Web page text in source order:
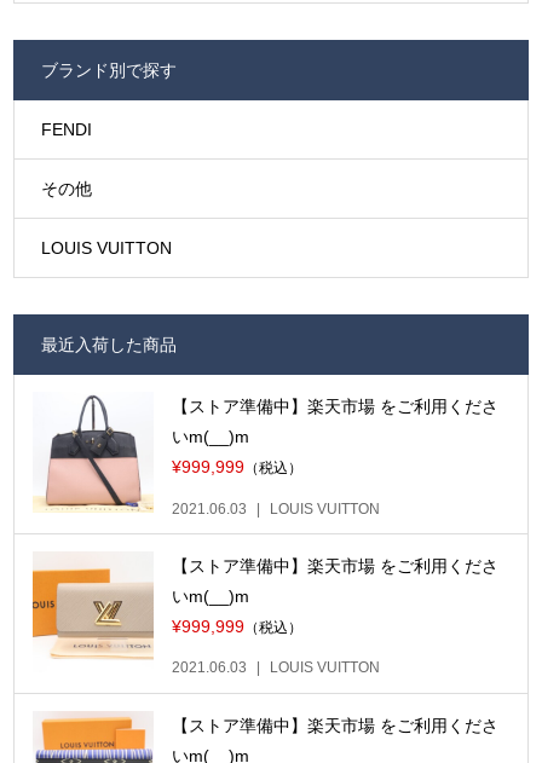
ブランド別で探す
FENDI
その他
LOUIS VUITTON
最近入荷した商品
【ストア準備中】楽天市場 をご利用くださ
いm(__)m
¥999,999 （税込）
2021.06.03 LOUIS VUITTON
【ストア準備中】楽天市場 をご利用くださ
いm(__)m
¥999,999 （税込）
2021.06.03 LOUIS VUITTON
【ストア準備中】楽天市場 をご利用くださ
いm(__)m